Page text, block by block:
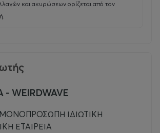
και ακυρώσεων ορίζεται από τον
- WEIRDWAVE
ΜΟΝΟΠΡΟΣΩΠΗ ΙΔΙΩΤΙΚΗ
ΕΤΑΙΡΕΙΑ